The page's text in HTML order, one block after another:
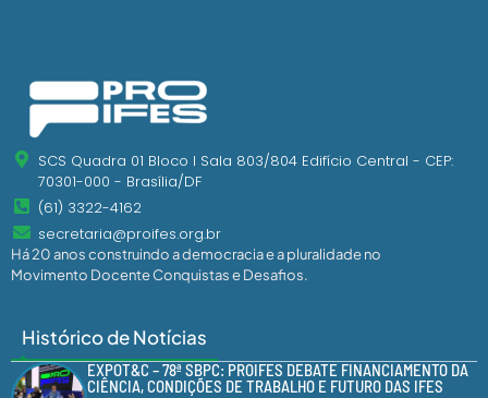
SCS Quadra 01 Bloco I Sala 803/804 Edifício Central - CEP:
70301-000 - Brasília/DF
(61) 3322-4162
secretaria@proifes.org.br
Há 20 anos construindo a democracia e a pluralidade no
Movimento Docente Conquistas e Desafios.
Histórico de Notícias
EXPOT&C – 78ª SBPC: PROIFES DEBATE FINANCIAMENTO DA
CIÊNCIA, CONDIÇÕES DE TRABALHO E FUTURO DAS IFES